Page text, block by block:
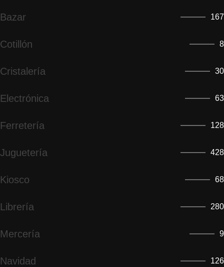
Bazar 167
Cotillón 8
Cristalería 30
Electrónica 63
Ferretería 128
Juguetería 428
Kiosco 68
Librería 280
Mercería 9
Navidad 126